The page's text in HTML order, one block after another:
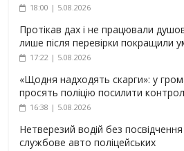
18:00 | 5.08.2026
Протікав дах і не працювали
лише після перевірки покращили
17:22 | 5.08.2026
«Щодня надходять скарги»: у
просять поліцію посилити
16:38 | 5.08.2026
Нетверезий водій без
службове авто поліцейських